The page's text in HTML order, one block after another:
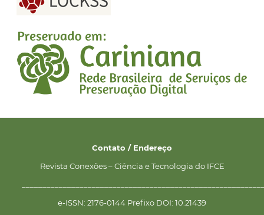
Contato / Endereço
Revista Conexões – Ciência e Tecnologia do IFCE
e-ISSN: 2176-0144 Prefixo DOI: 10.21439